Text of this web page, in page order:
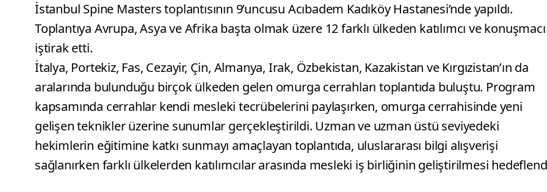
İstanbul Spine Masters toplantısının 9’uncusu Acıbadem Kadıköy Hastanesi’nde yapıldı.
Toplantıya Avrupa, Asya ve Afrika başta olmak üzere 12 farklı ülkeden katılımcı ve konuşmacı
iştirak etti.
İtalya, Portekiz, Fas, Cezayir, Çin, Almanya, Irak, Özbekistan, Kazakistan ve Kırgızistan’ın da
aralarında bulunduğu birçok ülkeden gelen omurga cerrahları toplantıda buluştu. Program
kapsamında cerrahlar kendi mesleki tecrübelerini paylaşırken, omurga cerrahisinde yeni
gelişen teknikler üzerine sunumlar gerçekleştirildi. Uzman ve uzman üstü seviyedeki
hekimlerin eğitimine katkı sunmayı amaçlayan toplantıda, uluslararası bilgi alışverişi
sağlanırken farklı ülkelerden katılımcılar arasında mesleki iş birliğinin geliştirilmesi